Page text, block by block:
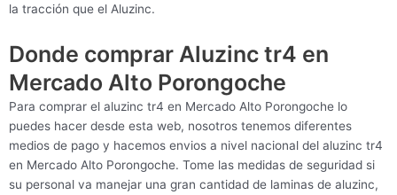
la tracción que el Aluzinc.
Donde comprar Aluzinc tr4 en
Mercado Alto Porongoche
Para comprar el aluzinc tr4 en Mercado Alto Porongoche lo
puedes hacer desde esta web, nosotros tenemos diferentes
medios de pago y hacemos envios a nivel nacional del aluzinc tr4
en Mercado Alto Porongoche. Tome las medidas de seguridad si
su personal va manejar una gran cantidad de laminas de aluzinc,